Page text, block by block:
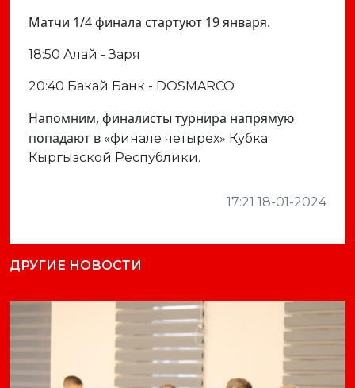
Матчи 1/4 финала стартуют 19 января.
18:50 Алай - Заря
20:40 Бакай Банк - DOSMARCO
Напомним, финалисты турнира напрямую
попадают в «финале четырех» Кубка
Кыргызской Республики.
17:21 18-01-2024
ДРУГИЕ НОВОСТИ